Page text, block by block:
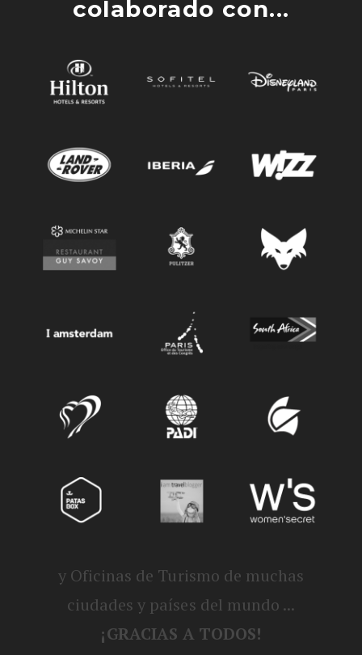
colaborado con...
y Oficinas de Turismo de muchas
ciudades y países del mundo ...
¡GRACIAS A TODOS!